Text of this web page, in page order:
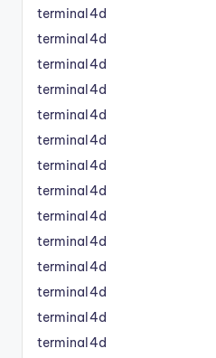
terminal4d
terminal4d
terminal4d
terminal4d
terminal4d
terminal4d
terminal4d
terminal4d
terminal4d
terminal4d
terminal4d
terminal4d
terminal4d
terminal4d